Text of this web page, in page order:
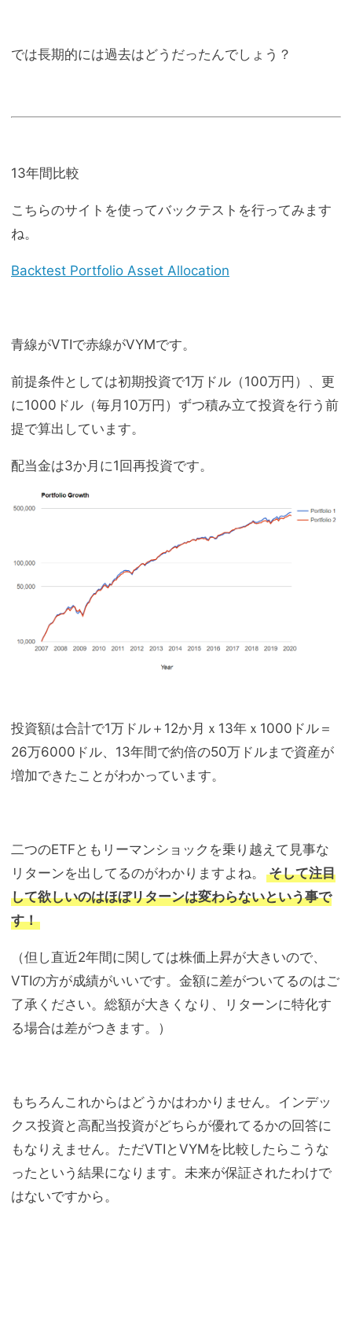
では長期的には過去はどうだったんでしょう？
13年間比較
こちらのサイトを使ってバックテストを行ってみます
ね。
Backtest Portfolio Asset Allocation
青線がVTIで赤線がVYMです。
前提条件としては初期投資で1万ドル（100万円）、更
に1000ドル（毎月10万円）ずつ積み立て投資を行う前
提で算出しています。
配当金は3か月に1回再投資です。
投資額は合計で1万ドル＋12か月ｘ13年ｘ1000ドル＝
26万6000ドル、13年間で約倍の50万ドルまで資産が
増加できたことがわかっています。
二つのETFともリーマンショックを乗り越えて見事な
リターンを出してるのがわかりますよね。
そして注目
して欲しいのはほぼリターンは変わらないという事で
す！
（但し直近2年間に関しては株価上昇が大きいので、
VTIの方が成績がいいです。金額に差がついてるのはご
了承ください。総額が大きくなり、リターンに特化す
る場合は差がつきます。）
もちろんこれからはどうかはわかりません。インデッ
クス投資と高配当投資がどちらが優れてるかの回答に
もなりえません。ただVTIとVYMを比較したらこうな
ったという結果になります。未来が保証されたわけで
はないですから。